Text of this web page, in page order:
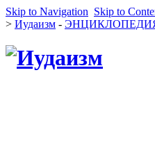
Skip to Navigation Skip to
> Иудаизм -